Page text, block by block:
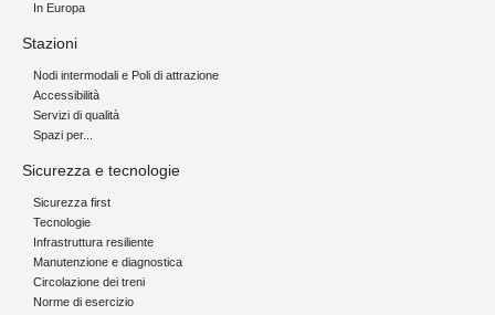
In Europa
Stazioni
Nodi intermodali e Poli di attrazione
Accessibilità
Servizi di qualità
Spazi per...
Sicurezza e tecnologie
Sicurezza first
Tecnologie
Infrastruttura resiliente
Manutenzione e diagnostica
Circolazione dei treni
Norme di esercizio